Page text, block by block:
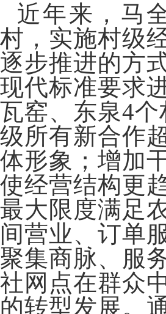
近年来，马
村，实施村级
逐步推进的方
现代标准要求
瓦窑、东泉4
级所有新合作
体形象；增加
使经营结构更
最大限度满足
间营业、订单
聚集商脉、服
社网点在群众
的转型发展。